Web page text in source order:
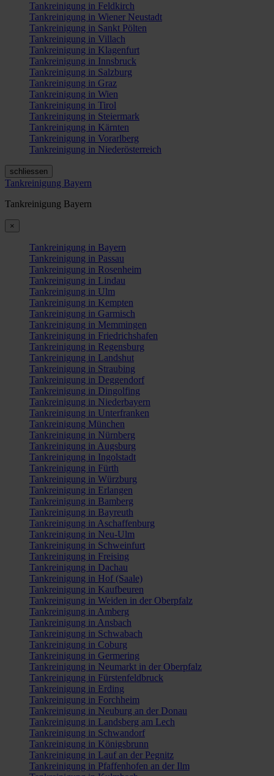
Tankreinigung in Feldkirch
Tankreinigung in Wiener Neustadt
Tankreinigung in Sankt Pölten
Tankreinigung in Villach
Tankreinigung in Klagenfurt
Tankreinigung in Innsbruck
Tankreinigung in Salzburg
Tankreinigung in Graz
Tankreinigung in Wien
Tankreinigung in Tirol
Tankreinigung in Steiermark
Tankreinigung in Kärnten
Tankreinigung in Vorarlberg
Tankreinigung in Niederösterreich
schliessen
Tankreinigung Bayern
Tankreinigung Bayern
×
Tankreinigung in Bayern
Tankreinigung in Passau
Tankreinigung in Rosenheim
Tankreinigung in Lindau
Tankreinigung in Ulm
Tankreinigung in Kempten
Tankreinigung in Garmisch
Tankreinigung in Memmingen
Tankreinigung in Friedrichshafen
Tankreinigung in Regensburg
Tankreinigung in Landshut
Tankreinigung in Straubing
Tankreinigung in Deggendorf
Tankreinigung in Dingolfing
Tankreinigung in Niederbayern
Tankreinigung in Unterfranken
Tankreinigung München
Tankreinigung in Nürnberg
Tankreinigung in Augsburg
Tankreinigung in Ingolstadt
Tankreinigung in Fürth
Tankreinigung in Würzburg
Tankreinigung in Erlangen
Tankreinigung in Bamberg
Tankreinigung in Bayreuth
Tankreinigung in Aschaffenburg
Tankreinigung in Neu-Ulm
Tankreinigung in Schweinfurt
Tankreinigung in Freising
Tankreinigung in Dachau
Tankreinigung in Hof (Saale)
Tankreinigung in Kaufbeuren
Tankreinigung in Weiden in der Oberpfalz
Tankreinigung in Amberg
Tankreinigung in Ansbach
Tankreinigung in Schwabach
Tankreinigung in Coburg
Tankreinigung in Germering
Tankreinigung in Neumarkt in der Oberpfalz
Tankreinigung in Fürstenfeldbruck
Tankreinigung in Erding
Tankreinigung in Forchheim
Tankreinigung in Neuburg an der Donau
Tankreinigung in Landsberg am Lech
Tankreinigung in Schwandorf
Tankreinigung in Königsbrunn
Tankreinigung in Lauf an der Pegnitz
Tankreinigung in Pfaffenhofen an der Ilm